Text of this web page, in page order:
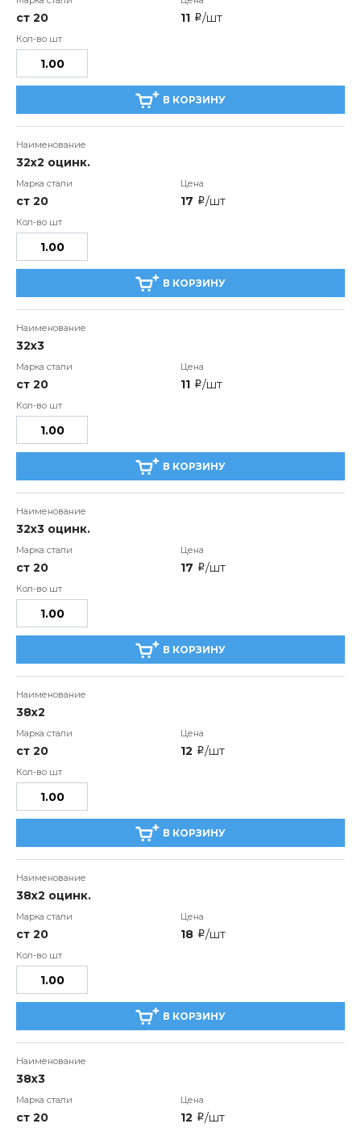
ст 20 11 i/шт
В КОРЗИНУ
32х2 оцинк.
ст 20 17 i/шт
В КОРЗИНУ
32х3
ст 20 11 i/шт
В КОРЗИНУ
32х3 оцинк.
ст 20 17 i/шт
В КОРЗИНУ
38х2
ст 20 12 i/шт
В КОРЗИНУ
38х2 оцинк.
ст 20 18 i/шт
В КОРЗИНУ
38х3
ст 20 12 i/шт